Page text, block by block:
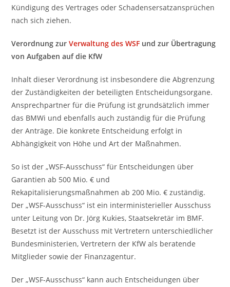
Kündigung des Vertrages oder Schadensersatzansprüchen
nach sich ziehen.
Verordnung zurVerwaltung des WSF und zur Übertragung
von Aufgaben auf die KfW
Inhalt dieser Verordnung ist insbesondere die Abgrenzung
der Zuständigkeiten der beteiligten Entscheidungsorgane.
Ansprechpartner für die Prüfung ist grundsätzlich immer
das BMWi und ebenfalls auch zuständig für die Prüfung
der Anträge. Die konkrete Entscheidung erfolgt in
Abhängigkeit von Höhe und Art der Maßnahmen.
So ist der „WSF-Ausschuss“ für Entscheidungen über
Garantien ab 500 Mio. € und
Rekapitalisierungsmaßnahmen ab 200 Mio. € zuständig.
Der „WSF-Ausschuss“ ist ein interministerieller Ausschuss
unter Leitung von Dr. Jörg Kukies, Staatsekretär im BMF.
Besetzt ist der Ausschuss mit Vertretern unterschiedlicher
Bundesministerien, Vertretern der KfW als beratende
Mitglieder sowie der Finanzagentur.
Der „WSF-Ausschuss“ kann auch Entscheidungen über